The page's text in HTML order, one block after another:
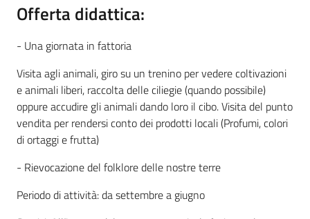
Offerta didattica:
- Una giornata in fattoria
Visita agli animali, giro su un trenino per vedere coltivazioni
e animali liberi, raccolta delle ciliegie (quando possibile)
oppure accudire gli animali dando loro il cibo. Visita del punto
vendita per rendersi conto dei prodotti locali (Profumi, colori
di ortaggi e frutta)
- Rievocazione del folklore delle nostre terre
Periodo di attività: da settembre a giugno